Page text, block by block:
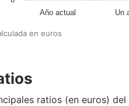
Año actual Un
en euros
ratios (en euros)